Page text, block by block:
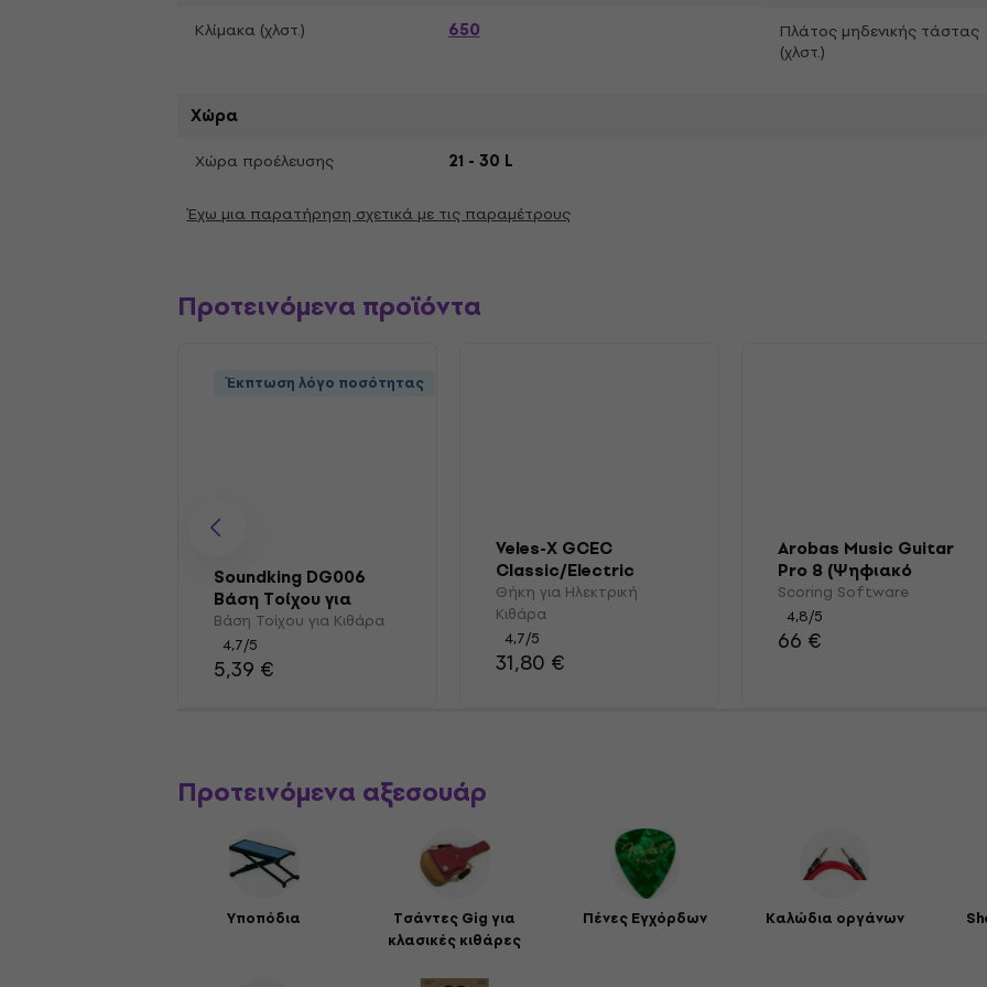
Κλίμακα (χλστ.) 650
Πλάτος μηδενικής τάστας
(χλστ.)
Χώρα
Χώρα προέλευσης 21 - 30 L
Έχω μια παρατήρηση σχετικά με τις παραμέτρους
Προτεινόμενα προϊόντα
Έκπτωση λόγο ποσότητας
Soundking DG006
Βάση Τοίχου για
Κιθάρα
Βάση Τοίχου για Κιθάρα
4,7/5
5,39 €
Veles-X GCEC
Classic/Electric
Θήκη για Ηλεκτρική
Κιθάρα
Θήκη για Ηλεκτρική
Κιθάρα
4,7/5
31,80 €
Arobas Music Guitar
Pro 8 (Ψηφιακό
προϊόν)
Scoring Software
4,8/5
66 €
Προτεινόμενα αξεσουάρ
Υποπόδια
Τσάντες Gig για
κλασικές κιθάρες
Πένες Εγχόρδων Καλώδια οργάνων